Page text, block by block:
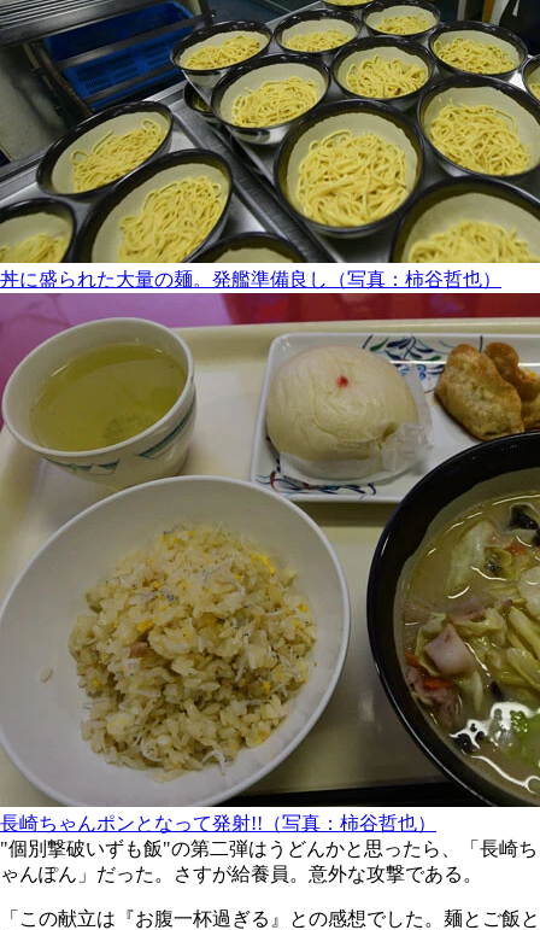
丼に盛られた大量の麺。発艦準備良し（写真：柿谷哲也）
長崎ちゃんポンとなって発射!!（写真：柿谷哲也）
"個別撃破いずも飯"の第二弾はうどんかと思ったら、「長崎ち
ゃんぽん」だった。さすが給養員。意外な攻撃である。
「この献立は『お腹一杯過ぎる』との感想でした。麺とご飯と